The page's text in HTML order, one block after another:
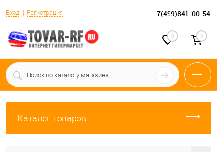
Вход Регистрация +7(499)841-00-54
0 0
Каталог товаров